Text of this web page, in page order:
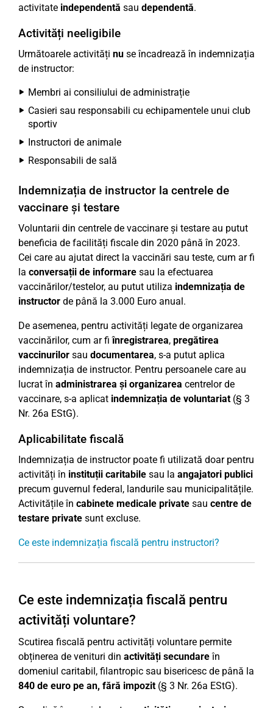
activitate independentă sau dependentă.
Activități neeligibile
Următoarele activități nu se încadrează în indemnizația
de instructor:
Membri ai consiliului de administrație
Casieri sau responsabili cu echipamentele unui club
sportiv
Instructori de animale
Responsabili de sală
Indemnizația de instructor la centrele de
vaccinare și testare
Voluntarii din centrele de vaccinare și testare au putut
beneficia de facilități fiscale din 2020 până în 2023.
Cei care au ajutat direct la vaccinări sau teste, cum ar fi
la conversații de informare sau la efectuarea
vaccinărilor/testelor, au putut utiliza indemnizația de
instructor de până la 3.000 Euro anual.
De asemenea, pentru activități legate de organizarea
vaccinărilor, cum ar fiînregistrarea, pregătirea
vaccinurilor sau documentarea, s-a putut aplica
indemnizația de instructor. Pentru persoanele care au
lucrat în administrarea și organizarea centrelor de
vaccinare, s-a aplicat indemnizația de voluntariat(§ 3
Nr. 26a EStG).
Aplicabilitate fiscală
Indemnizația de instructor poate fi utilizată doar pentru
activități în instituții caritabile sau la angajatori publici
precum guvernul federal, landurile sau municipalitățile.
Activitățile în cabinete medicale private sau centre de
testare private sunt excluse.
Ce este indemnizația fiscală pentru instructori?
Ce este indemnizația fiscală pentru
activități voluntare?
Scutirea fiscală pentru activități voluntare permite
obținerea de venituri din activități secundareîn
domeniul caritabil, filantropic sau bisericesc de până la
840 de euro pe an, fără impozit(§ 3 Nr. 26a EStG).